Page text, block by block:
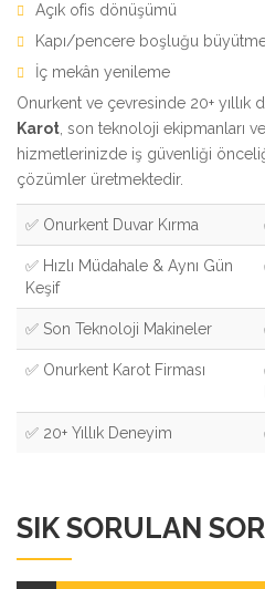
Açık ofis dönüşümü
Kapı/pencere boşluğu
İç mekân yenileme
Onurkent ve çevresinde 20+ yıllık
Karot , son teknoloji ekipmanları
hizmetlerinizde iş güvenliği
çözümler üretmektedir.
✅ Onurkent Duvar Kırma
✅ Hızlı Müdahale & Aynı Gün
Keşif
✅ Son Teknoloji Makineler
✅ Onurkent Karot Firması
✅ 20+ Yıllık Deneyim
SIK SORULAN